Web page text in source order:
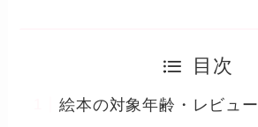
目次
絵本の対象年齢・レビュー